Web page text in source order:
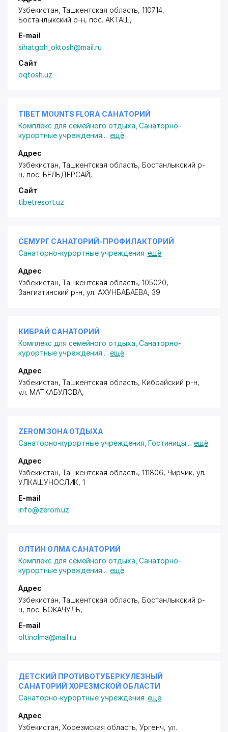
Узбекистан, Ташкентская область, 110714,
Бостанлыкский р-н, пос. АКТАШ,
E-mail
sihatgoh_oktosh@mail.ru
Сайт
oqtosh.uz
TIBET MOUNTS FLORA САНАТОРИЙ
Комплекс для семейного отдыха ,Санаторно-
курортные учреждения... ещё
Адрес
Узбекистан, Ташкентская область, Бостанлыкский р-
н, пос. БЕЛЬДЕРСАЙ,
Сайт
tibetresort.uz
СЕМУРГ САНАТОРИЙ-ПРОФИЛАКТОРИЙ
Санаторно-курортные учреждения ещё
Адрес
Узбекистан, Ташкентская область, 105020,
Зангиатинский р-н,ул. АХУНБАБАЕВА, 39
КИБРАЙ САНАТОРИЙ
Комплекс для семейного отдыха ,Санаторно-
курортные учреждения... ещё
Адрес
Узбекистан, Ташкентская область, Кибрайский р-н,
ул. МАТКАБУЛОВА,
ZEROM ЗОНА ОТДЫХА
Санаторно-курортные учреждения ,Гостиницы... ещё
Адрес
Узбекистан, Ташкентская область, 111806, Чирчик, ул.
УЛКАШУНОСЛИК, 1
E-mail
info@zerom.uz
ОЛТИН ОЛМА САНАТОРИЙ
Комплекс для семейного отдыха ,Санаторно-
курортные учреждения... ещё
Адрес
Узбекистан, Ташкентская область, Бостанлыкский р-
н, пос. БОКАЧУЛЬ,
E-mail
oltinolma@mail.ru
ДЕТСКИЙ ПРОТИВОТУБЕРКУЛЕЗНЫЙ
САНАТОРИЙ ХОРЕЗМСКОЙ ОБЛАСТИ
Санаторно-курортные учреждения ещё
Адрес
Узбекистан, Хорезмская область, Ургенч, ул.